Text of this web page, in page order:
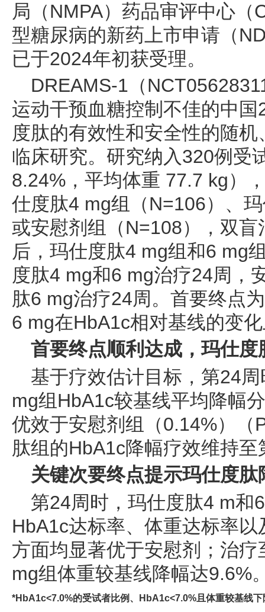
局（NMPA）药品审评中心
型糖尿病的新药上市申请（
已于2024年初获受理。
DREAMS-1（
运动干预血糖控制不佳的中
度肽的有效性和安全性的随
临床研究。研究纳入320例受
8.24%，平均体重 77.7 kg）
仕度肽4 mg组（N=106）、
或安慰剂组（N=108），双
后，玛仕度肽4 mg组和6 mg
度肽4 mg和6 mg治疗24周，
肽6 mg治疗24周。首要终点
6 mg在HbA1c相对基线的变
首要终点顺利达成，玛仕度
基于疗效估计目标，第24
mg组HbA1c较基线平均降幅
优效于安慰剂组（0.14%）（
肽组的HbA1c降幅疗效维持至
关键次要终点提示玛仕度
第24周时，玛仕度肽4 m和
HbA1c达标率、体重达标率
方面均显著优于安慰剂；治
mg组体重较基线降幅达9.6%
*HbA1c<7.0%的受试者比例、HbA1c<7.0%且体重较基线